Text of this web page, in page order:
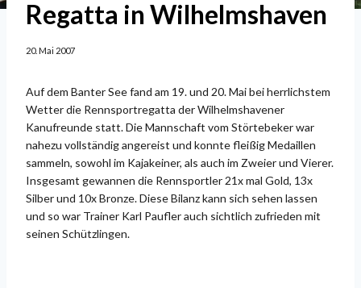
Regatta in Wilhelmshaven
20. Mai 2007
Auf dem Banter See fand am 19. und 20. Mai bei herrlichstem
Wetter die Rennsportregatta der Wilhelmshavener
Kanufreunde statt. Die Mannschaft vom Störtebeker war
nahezu vollständig angereist und konnte fleißig Medaillen
sammeln, sowohl im Kajakeiner, als auch im Zweier und Vierer.
Insgesamt gewannen die Rennsportler 21x mal Gold, 13x
Silber und 10x Bronze. Diese Bilanz kann sich sehen lassen
und so war Trainer Karl Paufler auch sichtlich zufrieden mit
seinen Schützlingen.